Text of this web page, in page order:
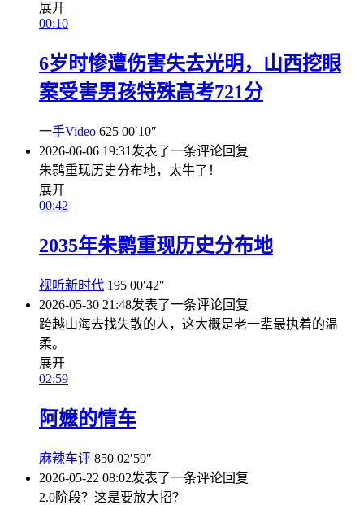
展开
00:10
6岁时惨遭伤害失去光明，山西挖眼
案受害男孩特殊高考721分
一手Video 625 00′10″
2026-06-06 19:31 发表了一条评论回复
朱鹮重现历史分布地，太牛了！
展开
00:42
2035年朱鹮重现历史分布地
视听新时代 195 00′42″
2026-05-30 21:48发表了一条评论回复
跨越山海去找失散的人，这大概是老一辈最执着的温
柔。
展开
02:59
阿嬷的情车
麻辣车评 850 02′59″
2026-05-22 08:02发表了一条评论回复
2.0阶段？这是要放大招？